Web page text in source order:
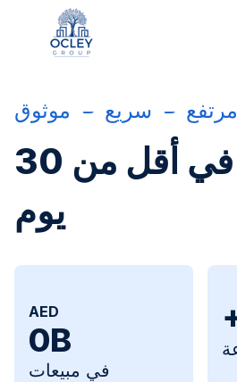
— سريع — موثوق
بيع عقارك في أقل من 30
يوم
AED
0B
في مبيعات